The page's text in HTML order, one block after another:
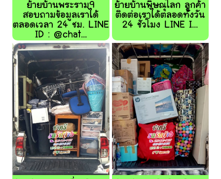
ย้ายบ้านพระราม9
สอบถามข้อมูลเราได้
ตลอดเวลา 24 ชม. LINE
ID : @chat...
ย้ายบ้านพิษณุโลก ลูกค้า
ติดต่อเราได้ตลอดทั้งวัน
24 ชั่วโมง LINE I...